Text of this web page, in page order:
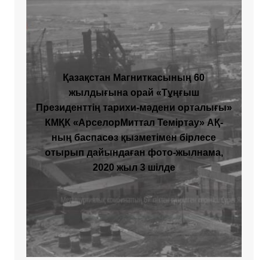
Қазақстан Магниткасының 60
жылдығына орай «Тұңғыш
Президенттің тарихи-мәдени орталығы»
КМҚК «АрселорМиттал Теміртау» АҚ-
ның баспасөз қызметімен бірлесе
отырып дайындаған фото-жылнама,
2020 жыл 3 шілде